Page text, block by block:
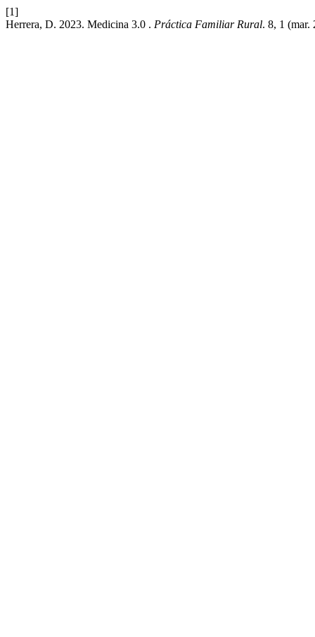
[1]
Herrera, D. 2023. Medicina 3.0 . Práctica Familiar Rural. 8, 1 (mar.